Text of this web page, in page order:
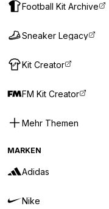
Football Kit Archive
Sneaker Legacy
Kit Creator
FM Kit Creator
Mehr Themen
MARKEN
Adidas
Nike